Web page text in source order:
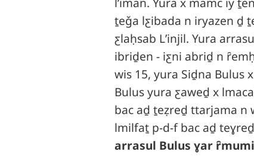
ṯeǧa lƹibada n iryazen ḏ
ƹlaḥsab Lʼinjil. Yura
ibriḏen - iƹni abriḏ n
wis 15, yura Siḏna Bulus
Bulus yura ƹaweḏ x
bac aḏ ṯeẓreḏ ttarjama n
lmilfaṯ p-d-f bac aḏ
arrasul Bulus ɣar